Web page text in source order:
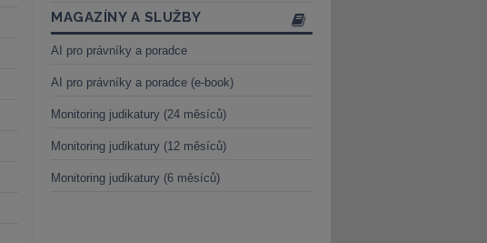
MAGAZÍNY A SLUŽBY
AI pro právníky a poradce
AI pro právníky a poradce (e-book)
Monitoring judikatury (24 měsíců)
Monitoring judikatury (12 měsíců)
Monitoring judikatury (6 měsíců)